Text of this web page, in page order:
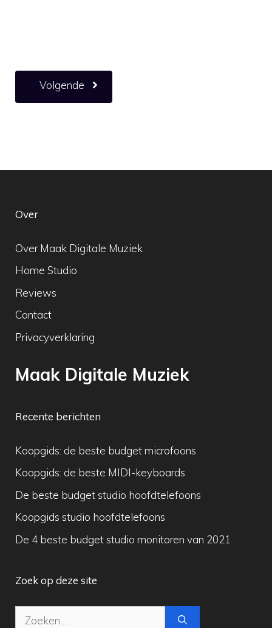
Volgende
Over
Over Maak Digitale Muziek
Home Studio
Reviews
Contact
Privacyverklaring
Maak Digitale Muziek
Recente berichten
Koopgids: de beste budget microfoons
Koopgids: de beste MIDI-keyboards
De beste budget studio hoofdtelefoons
Koopgids studio hoofdtelefoons
De 4 beste budget studio monitoren van 2021
Zoek op deze site
Zoek